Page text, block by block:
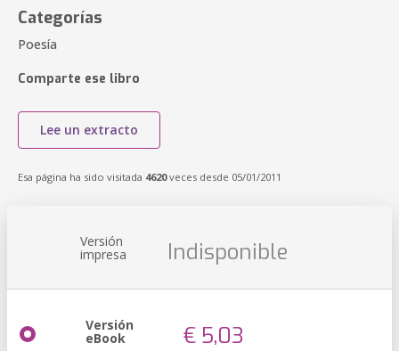
Categorías
Poesía
Comparte ese libro
Lee un extracto
Esa página ha sido visitada 4620veces desde 05/01/2011
Versión
impresa Indisponible
Versión
eBook € 5,03